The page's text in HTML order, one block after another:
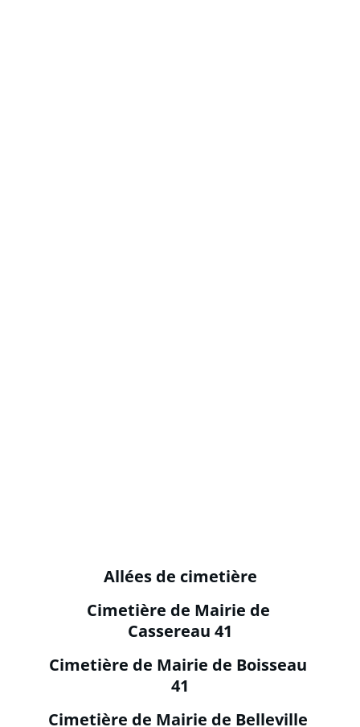
Allées de cimetière
Cimetière de Mairie de
Cassereau 41
Cimetière de Mairie de Boisseau
41
Cimetière de Mairie de Belleville